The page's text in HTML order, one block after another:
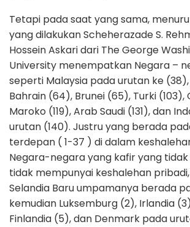
Tetapi pada saat yang sama,
yang dilakukan Scheherazade S.
Hossein Askari dari The George
University menempatkan Negara –
seperti Malaysia pada urutan ke
Bahrain (64), Brunei (65), Turki (103),
Maroko (119), Arab Saudi (131), dan
urutan (140). Justru yang berada
terdepan ( 1-37 ) di dalam
Negara-negara yang kafir yang
tidak mempunyai keshalehan
Selandia Baru umpamanya berada
kemudian Luksemburg (2), Irlandia
Finlandia (5), dan Denmark pada